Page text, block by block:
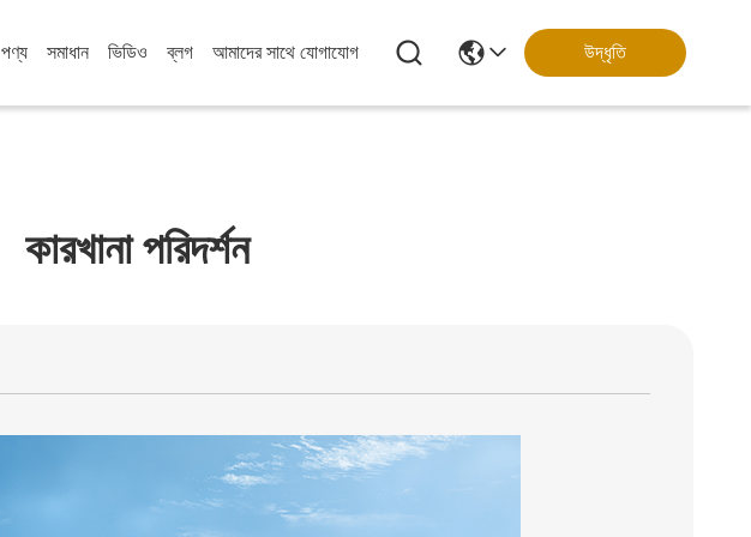
পণ্য সমাধান ভিডিও ব্লগ আমাদের সাথে যোগাযোগ উদ্ধৃতি
কারখানা পরিদর্শন